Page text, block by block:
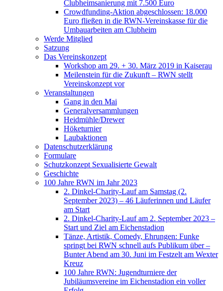
Clubheimsanierung mit 7.500 Euro
Crowdfunding-Aktion abgeschlossen: 18.000
Euro fließen in die RWN-Vereinskasse für die
Umbauarbeiten am Clubheim
Werde Mitglied
Satzung
Das Vereinskonzept
Workshop am 29. + 30. März 2019 in Kaiserau
Meilenstein für die Zukunft – RWN stellt
Vereinskonzept vor
Veranstaltungen
Gang in den Mai
Generalversammlungen
Heidmühle/Drewer
Höketurnier
Laubaktionen
Datenschutzerklärung
Formulare
Schutzkonzept Sexualisierte Gewalt
Geschichte
100 Jahre RWN im Jahr 2023
2. Dinkel-Charity-Lauf am Samstag (2.
September 2023) – 46 Läuferinnen und Läufer
am Start
2. Dinkel-Charity-Lauf am 2. September 2023 –
Start und Ziel am Eichenstadion
Tänze, Artistik, Comedy, Ehrungen: Funke
springt bei RWN schnell aufs Publikum über –
Bunter Abend am 30. Juni im Festzelt am Wexter
Kreuz
100 Jahre RWN: Jugendturniere der
Jubiläumsvereine im Eichenstadion ein voller